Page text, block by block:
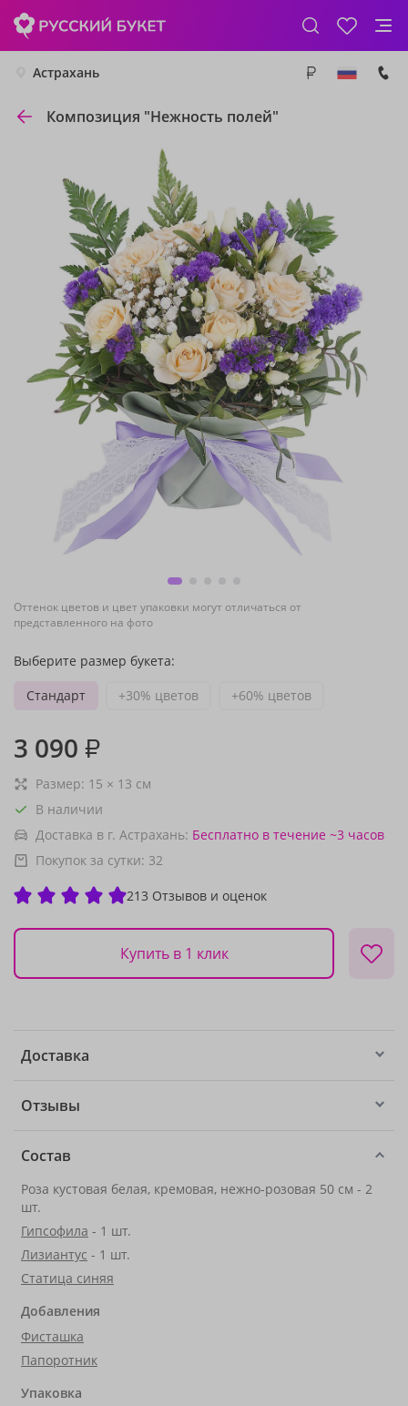
Астрахань
Композиция "Нежность полей"
Оттенок цветов и цвет упаковки могут отличаться от
представленного на фото
Выберите размер букета:
Стандарт
+30% цветов +60% цветов
3 090 ₽
Размер: 15 × 13 см
В наличии
Доставка в г. Астрахань: Бесплатно в течение ~3 часов
Покупок за сутки: 32
213 Отзывов и оценок
Купить в 1 клик
Доставка
Отзывы
Состав
Роза кустовая белая, кремовая, нежно-розовая 50 см - 2
шт.
Гипсофила - 1 шт.
Лизиантус - 1 шт.
Статица синяя
Добавления
Фисташка
Папоротник
Упаковка